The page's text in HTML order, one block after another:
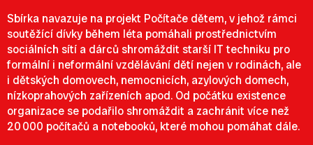
Sbírka navazuje na projekt Počítače dětem, v jehož rámci
soutěžící dívky během léta pomáhali prostřednictvím
sociálních sítí a dárců shromáždit starší IT techniku pro
formální i neformální vzdělávání dětí nejen v rodinách, ale
i dětských domovech, nemocnicích, azylových domech,
nízkoprahových zařízeních apod. Od počátku existence
organizace se podařilo shromáždit a zachránit více než
20 000 počítačů a notebooků, které mohou pomáhat dále.